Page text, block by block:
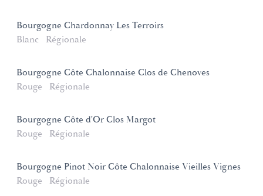
Bourgogne Chardonnay Les Terroirs
Blanc
Régionale
Bourgogne Côte Chalonnaise Clos de Chenoves
Rouge
Régionale
Bourgogne Côte d'Or Clos Margot
Rouge
Régionale
Bourgogne Pinot Noir Côte Chalonnaise Vieilles Vignes
Rouge
Régionale